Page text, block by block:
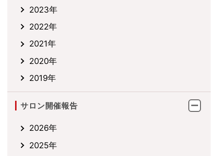
2023年
2022年
2021年
2020年
2019年
サロン開催報告
2026年
2025年